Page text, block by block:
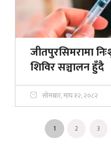
जीतपुरसिमरामा
शिविर सञ्चालन हुँदै
सोमबार, माघ १२, २०८२
1 2 3